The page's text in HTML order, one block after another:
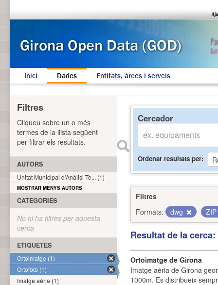
Inici Dades Entitats, àrees i serveis
Cercador
Ordenar resultats per
Filtres
Formats:
dwg ZIP
Resultat de la
Ortoimatge de Girona
Imatge aèria de Girona
1000m. Es distribueix
Filtres
Cliqueu sobre un o més
termes de la llista següent
per filtrar els resultats.
AUTORS
Unitat Municipal d'Anàlisi Te... (1)
MOSTRAR MENYS AUTORS
CATEGORIES
No hi ha filtres per aquesta
cerca
ETIQUETES
Ortoimatge (1)
Ortofoto (1)
Imatge aèria (1)